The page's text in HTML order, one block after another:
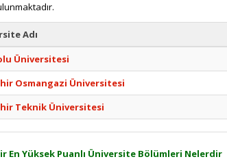
Adı
Üniversitesi
Osmangazi Üniversitesi
Teknik Üniversitesi
En Yüksek Puanlı Üniversite Bölümleri Nelerdir